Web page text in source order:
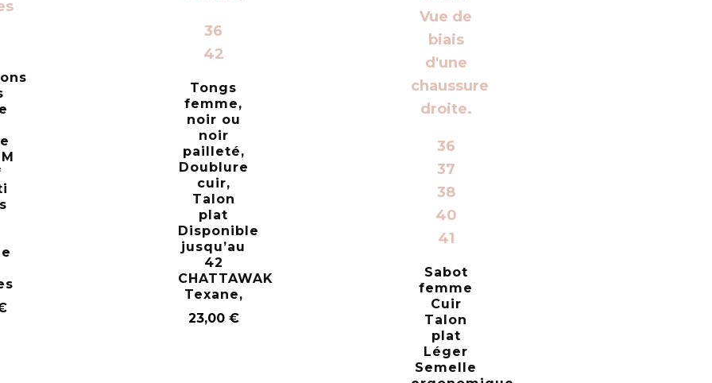
36
42
Tongs
femme,
noir ou
noir
pailleté,
Doublure
cuir,
Talon
plat
Disponible
jusqu’au
42
CHATTAWAK
Texane,
23,00 €
36
37
38
40
41
Sabot
femme
Cuir
Talon
plat
Léger
Semelle